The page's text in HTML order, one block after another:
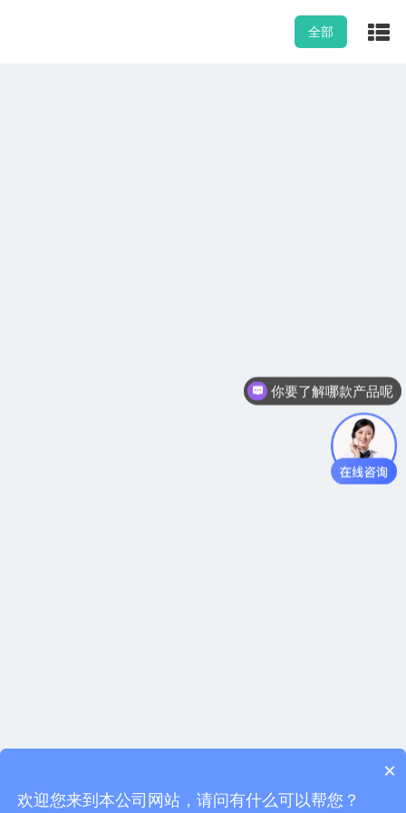
全部
你要了解哪款产品呢
×
欢迎您来到本公司网站，请问有什么可以帮您？